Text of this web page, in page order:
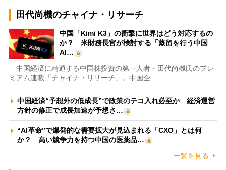
田代尚機のチャイナ・リサーチ
中国「Kimi K3」の衝撃に世界はどう対応するの
か？ 米財務長官が検討する「蒸留を行う中国
AI…
中国経済に精通する中国株投資の第一人者・田代尚機氏のプレ
ミアム連載「チャイナ・リサーチ」。中国企…
中国経済“予想外の低成長”で政策のテコ入れ必至か 経済運営
方針の修正で成長加速が予想さ…
“AI革命”で爆発的な需要拡大が見込まれる「CXO」とは何
か？ 高い競争力を持つ中国の医薬品…
一覧を見る